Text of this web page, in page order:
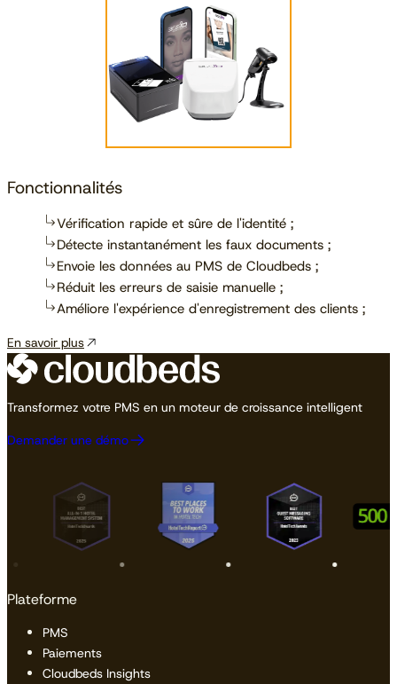
Fonctionnalités
Vérification rapide et sûre de l'identité ;
Détecte instantanément les faux documents ;
Envoie les données au PMS de Cloudbeds ;
Réduit les erreurs de saisie manuelle ;
Améliore l'expérience d'enregistrement des clients ;
En savoir plus
Transformez votre PMS en un moteur de croissance intelligent
Demander une démo
Plateforme
PMS
Paiements
Cloudbeds Insights